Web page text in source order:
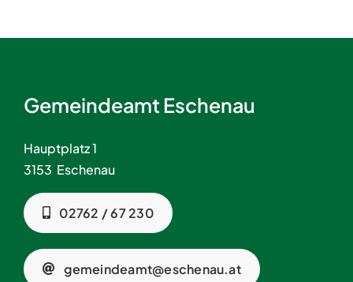
Gemeindeamt Eschenau
Hauptplatz 1
3153 Eschenau
02762 / 67 230
gemeindeamt@eschenau.at